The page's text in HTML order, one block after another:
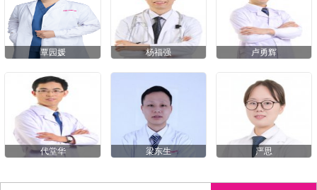
覃园媛 杨福强 卢勇辉
代堂华 梁东生 严思